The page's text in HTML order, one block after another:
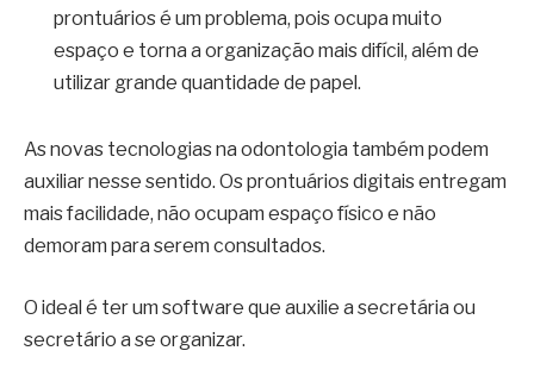
prontuários é um problema, pois ocupa muito
espaço e torna a organização mais difícil, além de
utilizar grande quantidade de papel.
As novas tecnologias na odontologia também podem
auxiliar nesse sentido. Os prontuários digitais entregam
mais facilidade, não ocupam espaço físico e não
demoram para serem consultados.
O ideal é ter um software que auxilie a secretária ou
secretário a se organizar.